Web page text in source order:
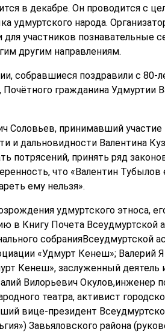
в декабре. Он проводится с
удмуртского народа.
участников познавательные
другим направлениям.
собравшиеся поздравили с 80-
гражданина Удмуртии
Соловьев, принимавший участие
и дальновидности Валентина
потрясений, принять ряд
что «Валентин
ему нельзя».
удмуртского этноса,
в Книгу Почета
собранияВсеудмуртской
«Удмурт Кенеш»; Валерий
Кенеш», заслуженный деятель
Вилорьевич Окулов,инженер
театра, активист
вице-президент
Завьяловского района